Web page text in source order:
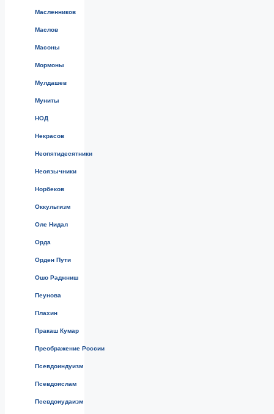
Масленников
Маслов
Масоны
Мормоны
Мулдашев
Муниты
НОД
Некрасов
Неопятидесятники
Неоязычники
Норбеков
Оккультизм
Оле Нидал
Орда
Орден Пути
Ошо Раджниш
Пеунова
Плахин
Пракаш Кумар
Преображение России
Псевдоиндуизм
Псевдоислам
Псевдоиудаизм